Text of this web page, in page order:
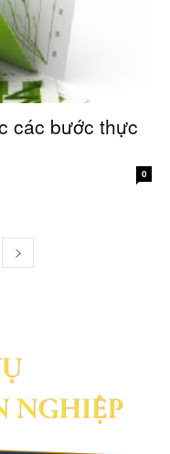
các bước thực
0